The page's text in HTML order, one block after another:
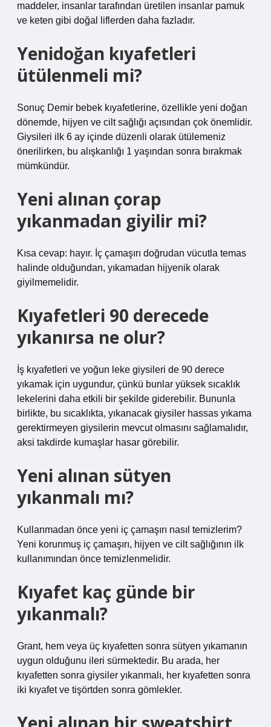
maddeler, insanlar tarafından üretilen insanlar pamuk
ve keten gibi doğal liflerden daha fazladır.
Yenidoğan kıyafetleri
ütülenmeli mi?
Sonuç Demir bebek kıyafetlerine, özellikle yeni doğan
dönemde, hijyen ve cilt sağlığı açısından çok önemlidir.
Giysileri ilk 6 ay içinde düzenli olarak ütülemeniz
önerilirken, bu alışkanlığı 1 yaşından sonra bırakmak
mümkündür.
Yeni alınan çorap
yıkanmadan giyilir mi?
Kısa cevap: hayır. İç çamaşırı doğrudan vücutla temas
halinde olduğundan, yıkamadan hijyenik olarak
giyilmemelidir.
Kıyafetleri 90 derecede
yıkanırsa ne olur?
İş kıyafetleri ve yoğun leke giysileri de 90 derece
yıkamak için uygundur, çünkü bunlar yüksek sıcaklık
lekelerini daha etkili bir şekilde giderebilir. Bununla
birlikte, bu sıcaklıkta, yıkanacak giysiler hassas yıkama
gerektirmeyen giysilerin mevcut olmasını sağlamalıdır,
aksi takdirde kumaşlar hasar görebilir.
Yeni alınan sütyen
yıkanmalı mı?
Kullanmadan önce yeni iç çamaşırı nasıl temizlerim?
Yeni korunmuş iç çamaşırı, hijyen ve cilt sağlığının ilk
kullanımından önce temizlenmelidir.
Kıyafet kaç günde bir
yıkanmalı?
Grant, hem veya üç kıyafetten sonra sütyen yıkamanın
uygun olduğunu ileri sürmektedir. Bu arada, her
kıyafetten sonra giysiler yıkanmalı, her kıyafetten sonra
iki kıyafet ve tişörtden sonra gömlekler.